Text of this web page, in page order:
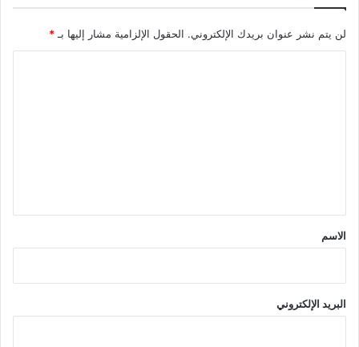
لن يتم نشر عنوان بريدك الإلكتروني. الحقول الإلزامية مشار إليها بـ *
*
الاسم
البريد الإلكتروني